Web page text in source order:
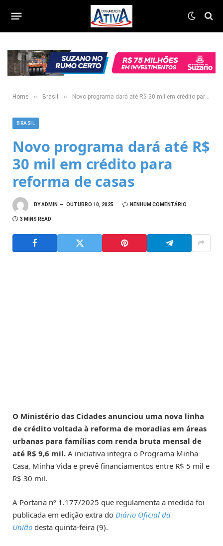
Home » Brasil » Novo programa dará até R$ 30 mil em crédito para reforma de casas
BRASIL
Novo programa dará até R$
30 mil em crédito para
reforma de casas
BYADMIN OUTUBRO 10, 2025 NENHUM COMENTÁRIO
3 MINS READ
O Ministério das Cidades anunciou uma nova linha
de crédito voltada à reforma de moradias em áreas
urbanas para famílias com renda bruta mensal de
até R$ 9,6 mil. A iniciativa integra o Programa Minha
Casa, Minha Vida e prevê financiamentos entre R$ 5 mil e
R$ 30 mil.
A Portaria nº 1.177/2025 que regulamenta a medida foi
publicada em edição extra do Diário Oficial da
União desta quinta-feira (9).